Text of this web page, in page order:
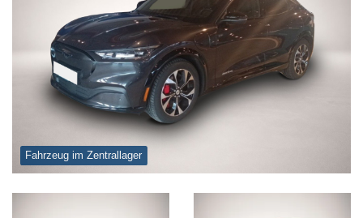
Fahrzeug im Zentrallager